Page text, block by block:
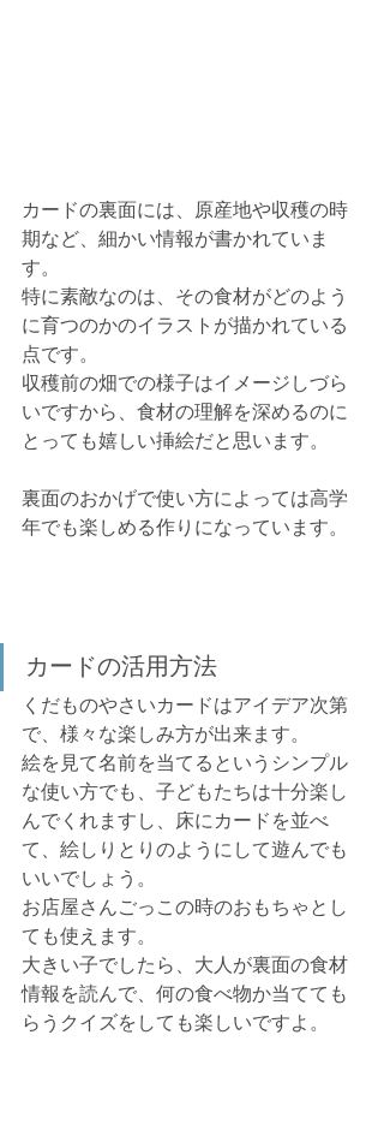
カードの裏面には、原産地や収穫の時
期など、細かい情報が書かれていま
す。
特に素敵なのは、その食材がどのよう
に育つのかのイラストが描かれている
点です。
収穫前の畑での様子はイメージしづら
いですから、食材の理解を深めるのに
とっても嬉しい挿絵だと思います。
裏面のおかげで使い方によっては高学
年でも楽しめる作りになっています。
カードの活用方法
くだものやさいカードはアイデア次第
で、様々な楽しみ方が出来ます。
絵を見て名前を当てるというシンプル
な使い方でも、子どもたちは十分楽し
んでくれますし、床にカードを並べ
て、絵しりとりのようにして遊んでも
いいでしょう。
お店屋さんごっこの時のおもちゃとし
ても使えます。
大きい子でしたら、大人が裏面の食材
情報を読んで、何の食べ物か当てても
らうクイズをしても楽しいですよ。